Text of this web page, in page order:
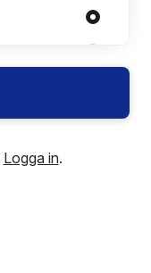
Logga in.